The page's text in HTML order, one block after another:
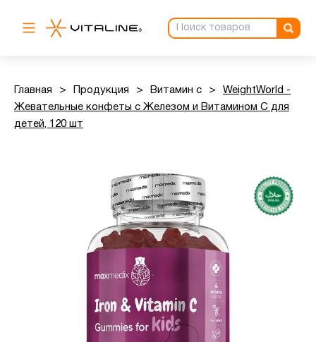
Главная > Продукция > Витамин с >
WeightWorld -
Жевательные конфеты с Железом и Витамином C для
детей, 120 шт